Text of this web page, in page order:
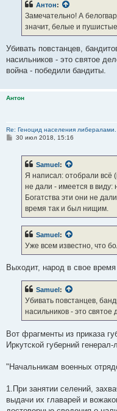
Антон:
Замечательно! А
значит, белые и
Убивать повстанцев,
насильников - это святое
война - победили бандиты.
Антон
Re: Геноцид населения либералами.
С30 июл 2018, 15:16
Samuel :
Я написал: отобрали всё
не дали - имеется в виду:
Богатства эти они не
время так и был нищим.
Samuel:
Уже всем известно, что
Выходит, народ в свое
Samuel :
Убивать повстанцев,
насильников - это святое
Вот фрагменты из приказа
Иркутской губерний
"Начальникам военных
1.При занятии селений,
выдачи их главарей и